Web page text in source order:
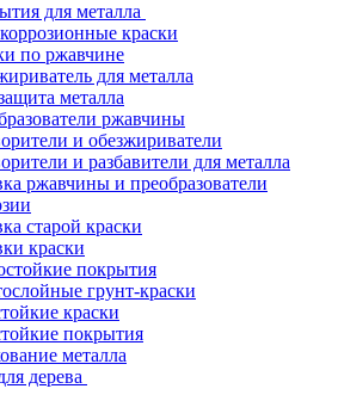
для металла
краски
по ржавчине
для металла
металла
ржавчины
и обезжириватели
и разбавители для металла
ржавчины и преобразователи
старой краски
краски
покрытия
грунт-краски
краски
покрытия
металла
дерева